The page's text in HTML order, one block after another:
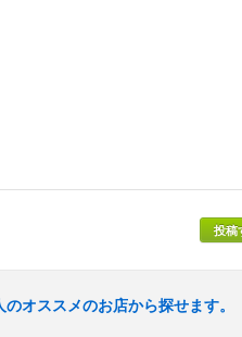
投稿
オススメのお店から探せます。